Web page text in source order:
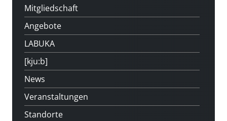
Mitgliedschaft
Angebote
LABUKA
[kju:b]
News
Veranstaltungen
Standorte